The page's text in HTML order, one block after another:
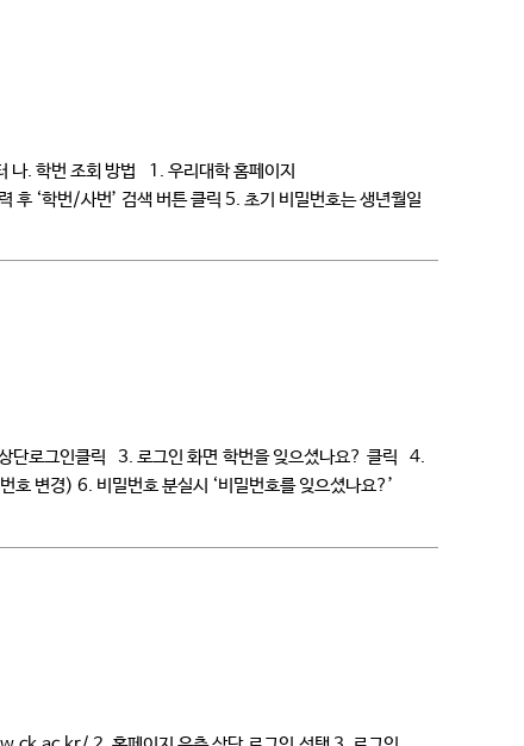
. 학번 조회 방법 1. 우리대학 홈페이지
‘학번/사번’ 검색 버튼 클릭 5. 초기 비밀번호는 생년월일
로그인클릭 3. 로그인 화면 학번을 잊으셨나요? 클릭 4.
변경) 6. 비밀번호 분실시 ‘비밀번호를 잊으셨나요?’